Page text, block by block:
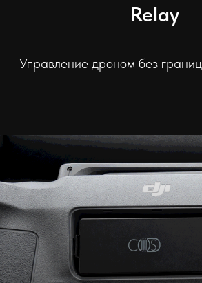
Relay
Управление дроном без границ